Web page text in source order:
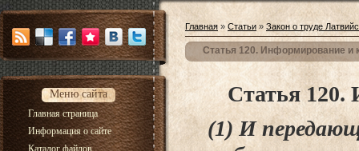
Меню сайта
Главная страница
Информация о сайте
Каталог файлов
Главная » Статьи » Закон о труде
Статья 120. Информирование и
Статья 120.
(1) И